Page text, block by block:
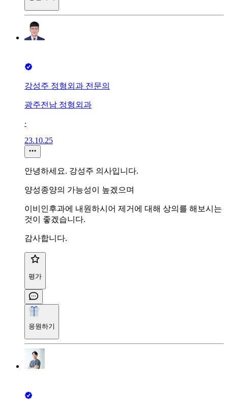
강성주 정형외과 전문의
광주전남 정형외과
∙
23.10.25
안녕하세요. 강성주 의사입니다.
양성종양의 가능성이 높겠으며
이비인후과에 내원하시어 제거에 대해 상의를 해보시는
것이 좋겠습니다.
감사합니다.
평가
응원하기